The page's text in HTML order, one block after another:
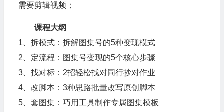
需要剪辑视频；
课程大纲
1、拆模式：拆解图集号的5种变现模式
2、定流程：图集号变现的5个核心步骤
3、找对标：2招轻松找对同行抄对作业
4、改脚本：3种思路批量改写原创脚本
5、套图集：巧用工具制作专属图集模板